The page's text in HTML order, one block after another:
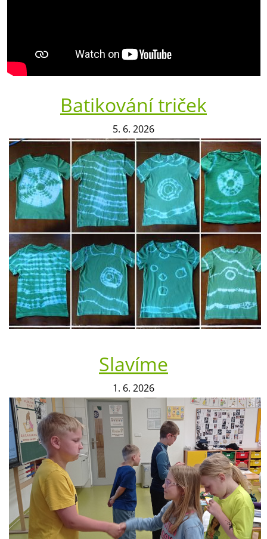
Batikování triček
5. 6. 2026
Slavíme
1. 6. 2026